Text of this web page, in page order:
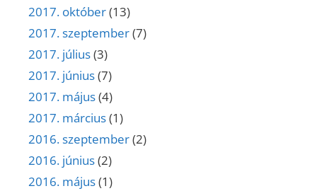
2017. október(13)
2017. szeptember(7)
2017. július(3)
2017. június(7)
2017. május(4)
2017. március(1)
2016. szeptember(2)
2016. június(2)
2016. május(1)